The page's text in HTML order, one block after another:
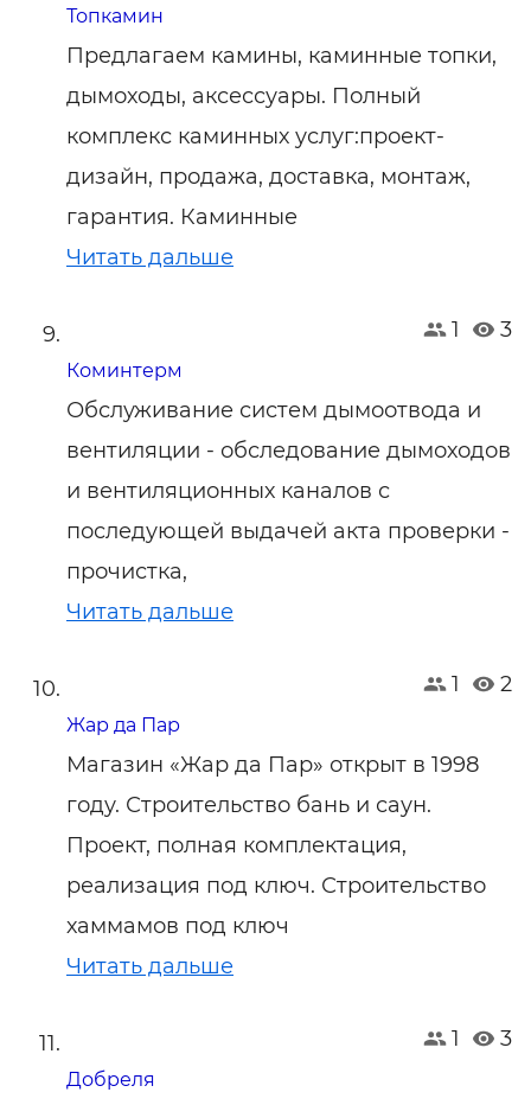
Топкамин
Предлагаем камины, каминные топки,
дымоходы, аксессуары. Полный
комплекс каминных услуг:проект-
дизайн, продажа, доставка, монтаж,
гарантия. Каминные
Читать дальше
1 3
Коминтерм
Обслуживание систем дымоотвода и
вентиляции - обследование дымоходов
и вентиляционных каналов с
последующей выдачей акта проверки -
прочистка,
Читать дальше
1 2
Жар да Пар
Магазин «Жар да Пар» открыт в 1998
году. Строительство бань и саун.
Проект, полная комплектация,
реализация под ключ. Строительство
хаммамов под ключ
Читать дальше
1 3
Добреля